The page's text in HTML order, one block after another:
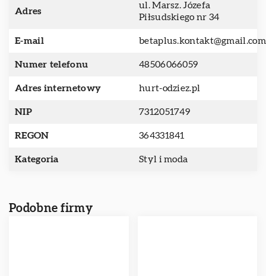
Adres
ul. Marsz. Józefa
Piłsudskiego nr 34
E-mail betaplus.kontakt@gmail.com
Numer telefonu 48506066059
Adres internetowy hurt-odziez.pl
NIP 7312051749
REGON 364331841
Kategoria Styl i moda
Podobne firmy